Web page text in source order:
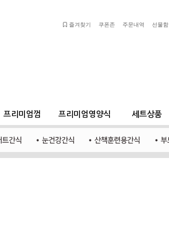
선물함
주문내역
쿠폰존
즐겨찾기
프리미엄껌 프리미엄영양식 세트상품